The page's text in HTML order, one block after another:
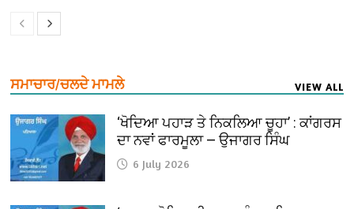
ਸਮਾਚਾਰ/ਚਲਦੇ ਮਾਮਲੇ VIEW ALL
‘ਖੋਦਿਆ ਪਹਾੜ ਤੇ ਨਿਕਲਿਆ ਚੂਹਾ’ : ਕਾਂਗਰਸ
ਦਾ ਨਵਾਂ ਫਾਰਮੂਲਾ — ਉਜਾਗਰ ਸਿੰਘ
6 July 2026